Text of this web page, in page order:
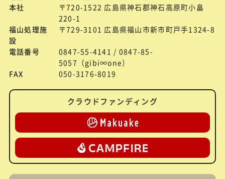
本社
〒720-1522 広島県神石郡神石高原町小畠
220-1
福山処理施
設
〒729-3101 広島県福山市新市町戸手1324-8
電話番号
0847-55-4141 / 0847-85-
5057（gibi∞one）
FAX
050-3176-8019
クラウドファンディング